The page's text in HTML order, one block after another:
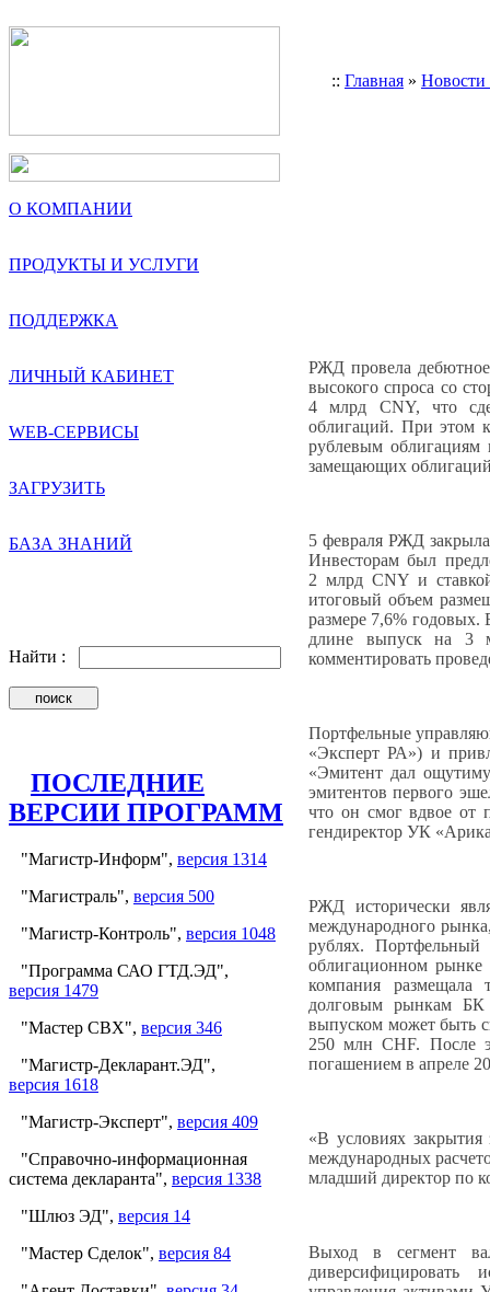
:: Главная »
О КОМПАНИИ
ПРОДУКТЫ И УСЛУГИ
ПОДДЕРЖКА
ЛИЧНЫЙ КАБИНЕТ
WEB-СЕРВИСЫ
ЗАГРУЗИТЬ
БАЗА ЗНАНИЙ
Найти :
ПОСЛЕДНИЕ
ВЕРСИИ ПРОГРАММ
"Магистр-Информ", версия 1314
"Магистраль", версия 500
"Магистр-Контроль", версия 1048
"Программа САО ГТД.ЭД",
версия 1479
"Мастер СВХ", версия 346
"Магистр-Декларант.ЭД",
версия 1618
"Магистр-Эксперт", версия 409
"Справочно-информационная
система декларанта", версия 1338
"Шлюз ЭД", версия 14
"Мастер Сделок", версия 84
РЖД провела
высокого спроса со
4 млрд CNY, что
облигаций. При этом
рублевым
замещающих
5 февраля РЖД
Инвесторам был
2 млрд CNY и
итоговый объем
размере 7,6% годовых.
длине выпуск на 3
комментировать
Портфельные
«Эксперт РА») и
«Эмитент дал
эмитентов первого
что он смог вдвое от
гендиректор УК
РЖД исторически
международного
рублях.
облигационном
компания размещала
долговым рынкам
выпуском может быть
250 млн CHF. После
погашением в апреле
«В условиях закрытия
международных
младший директор по
Выход в сегмент
диверсифицировать